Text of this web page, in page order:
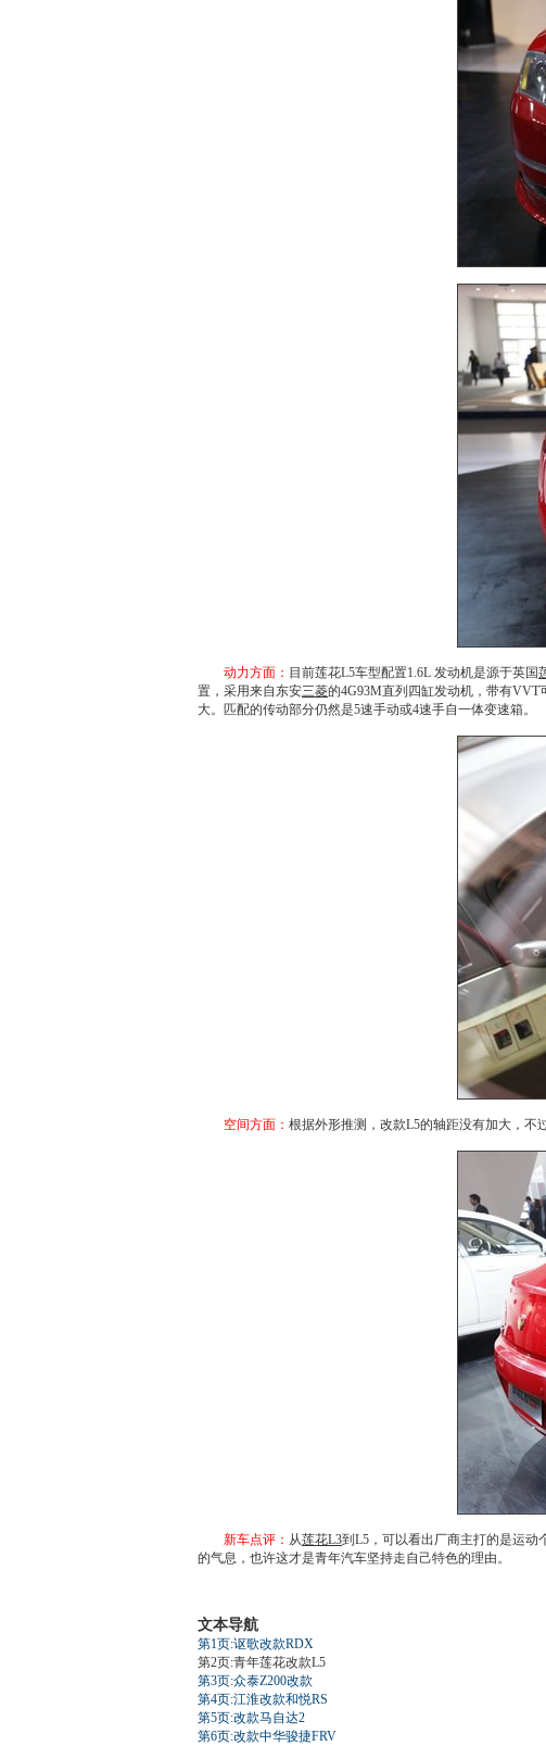
动力方面： 目前莲花L5车型配置1.6L 发动机是源于英国
置，采用来自东安三菱的4G93M直列四缸发动机 ，带有VVT
大。匹配的传动部分仍然是5速手动或4速手自一体变速箱。
空间方面： 根据外形推测，改款L5的轴距没有加大，不
新车点评： 从莲花L3到 L5 ，可以看出厂商主打的是运
的气息，也许这才是青年汽车坚持走自己特色的理由。
文本导航
第1页:讴歌改款RDX
第2页:青年莲花改款L5
第3页:众泰Z200改款
第4页:江淮改款和悦RS
第5页:改款马自达2
第6页:改款中华骏捷FRV